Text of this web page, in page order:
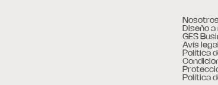
Diseño
GES
Avís legal
Política
Política